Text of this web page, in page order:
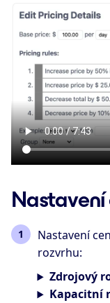
Nastavení
rozvrhu:
Zdrojový
Kapacitní